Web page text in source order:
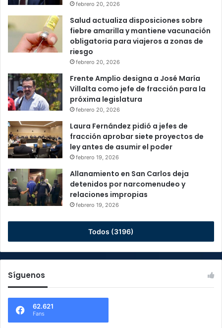
febrero 20, 2026
Salud actualiza disposiciones sobre
fiebre amarilla y mantiene vacunación
obligatoria para viajeros a zonas de
riesgo
febrero 20, 2026
Frente Amplio designa a José María
Villalta como jefe de fracción para la
próxima legislatura
febrero 20, 2026
Laura Fernández pidió a jefes de
fracción aprobar siete proyectos de
ley antes de asumir el poder
febrero 19, 2026
Allanamiento en San Carlos deja
detenidos por narcomenudeo y
relaciones impropias
febrero 19, 2026
Todos (3196)
Síguenos
62.621
Fans